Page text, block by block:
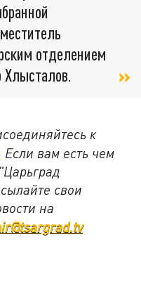
отделением
Хлысталов.
к
Если вам есть чем
свои
на